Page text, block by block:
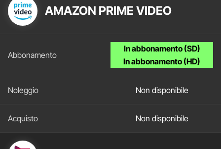
AMAZON PRIME VIDEO
In abbonamento (SD)
In abbonamento (HD)
Non disponibile
Non disponibile